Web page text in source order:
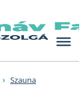
› Szauna